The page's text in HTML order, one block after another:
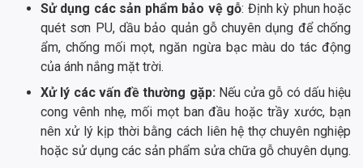
Sử dụng các sản phẩm bảo vệ gỗ: Định kỳ phun hoặc
quét sơn PU, dầu bảo quản gỗ chuyên dụng để chống
ẩm, chống mối mọt, ngăn ngừa bạc màu do tác động
của ánh nắng mặt trời.
Xử lý các vấn đề thường gặp:Nếu cửa gỗ có dấu hiệu
cong vênh nhẹ, mối mọt ban đầu hoặc trầy xước, bạn
nên xử lý kịp thời bằng cách liên hệ thợ chuyên nghiệp
hoặc sử dụng các sản phẩm sửa chữa gỗ chuyên dụng.